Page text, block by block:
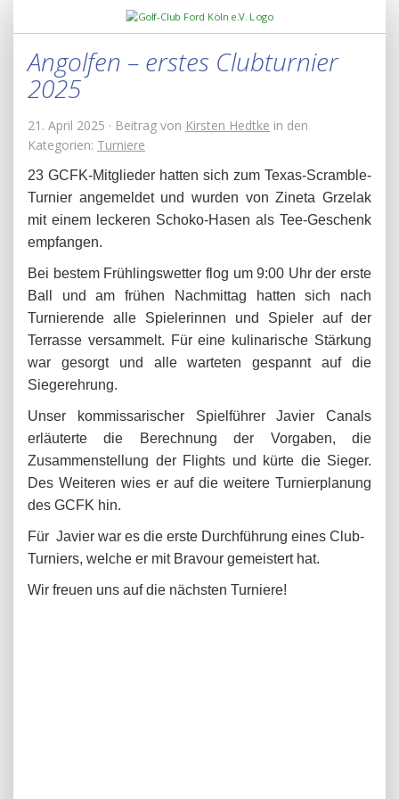
Angolfen – erstes Clubturnier
2025
21. April 2025 · Beitrag von Kirsten Hedtke in den
Kategorien: Turniere
23 GCFK-Mitglieder hatten sich zum Texas-Scramble-
Turnier angemeldet und wurden von Zineta Grzelak
mit einem leckeren Schoko-Hasen als Tee-Geschenk
empfangen.
Bei bestem Frühlingswetter flog um 9:00 Uhr der erste
Ball und am frühen Nachmittag hatten sich nach
Turnierende alle Spielerinnen und Spieler auf der
Terrasse versammelt. Für eine kulinarische Stärkung
war gesorgt und alle warteten gespannt auf die
Siegerehrung.
Unser kommissarischer Spielführer Javier Canals
erläuterte die Berechnung der Vorgaben, die
Zusammenstellung der Flights und kürte die Sieger.
Des Weiteren wies er auf die weitere Turnierplanung
des GCFK hin.
Für Javier war es die erste Durchführung eines Club-
Turniers, welche er mit Bravour gemeistert hat.
Wir freuen uns auf die nächsten Turniere!